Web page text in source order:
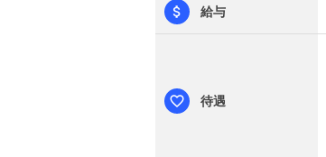
給与
待遇